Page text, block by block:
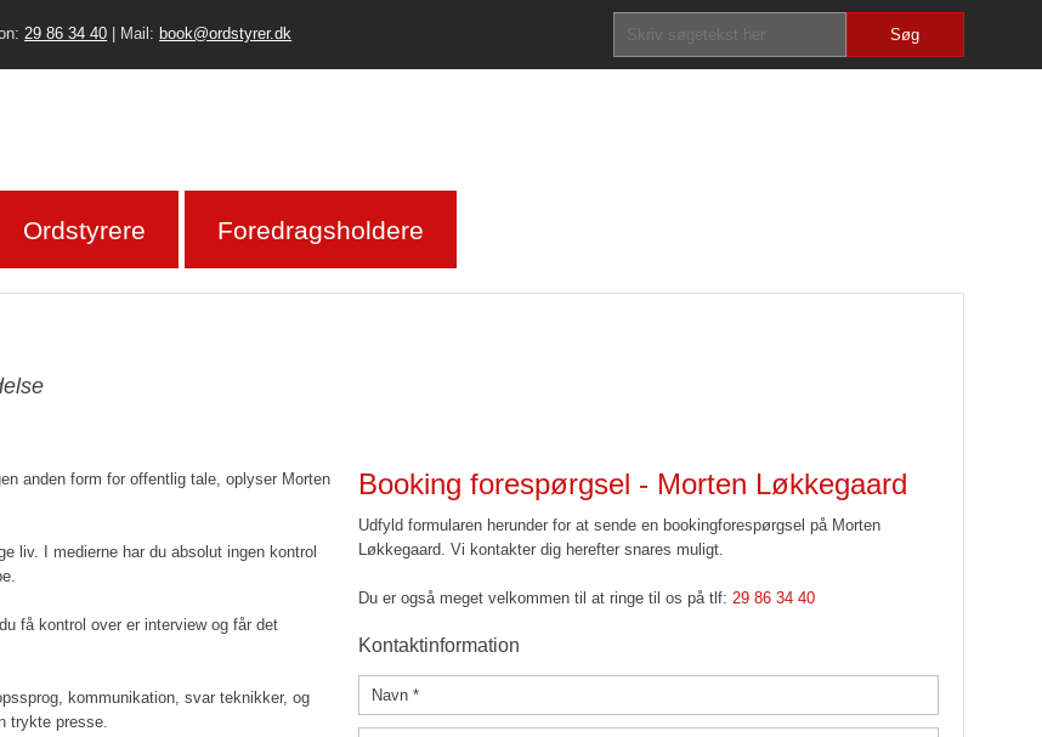
29 86 34 40 | Mail: book@ordstyrer.dk​
Ordstyrere Foredragsholdere
anden form for offentlig tale, oplyser Morten
liv. I medierne har du absolut ingen kontrol
få kontrol over er interview og får det
kommunikation, svar teknikker, og
trykte presse.
Booking forespørgsel - Morten Løkkegaard
Udfyld formularen herunder for at sende en bookingforespørgsel på Morten
Løkkegaard. Vi kontakter dig herefter snares muligt.
Du er også meget velkommen til at ringe til os på tlf: 29 86 34 40
Kontaktinformation